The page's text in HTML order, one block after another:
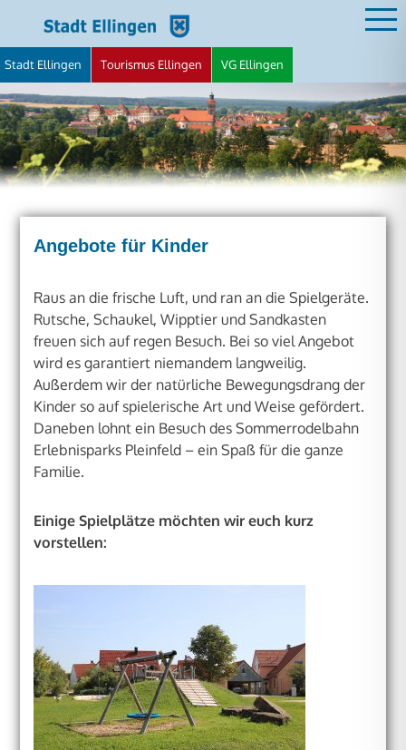
springen
STADT ELLINGEN
Stadt Ellingen Tourismus Ellingen VG Ellingen
Angebote für Kinder
Raus an die frische Luft, und ran an die Spielgeräte.
Rutsche, Schaukel, Wipptier und Sandkasten
freuen sich auf regen Besuch. Bei so viel Angebot
wird es garantiert niemandem langweilig.
Außerdem wir der natürliche Bewegungsdrang der
Kinder so auf spielerische Art und Weise gefördert.
Daneben lohnt ein Besuch des Sommerrodelbahn
Erlebnisparks Pleinfeld – ein Spaß für die ganze
Familie.
Einige Spielplätze möchten wir euch kurz
vorstellen: